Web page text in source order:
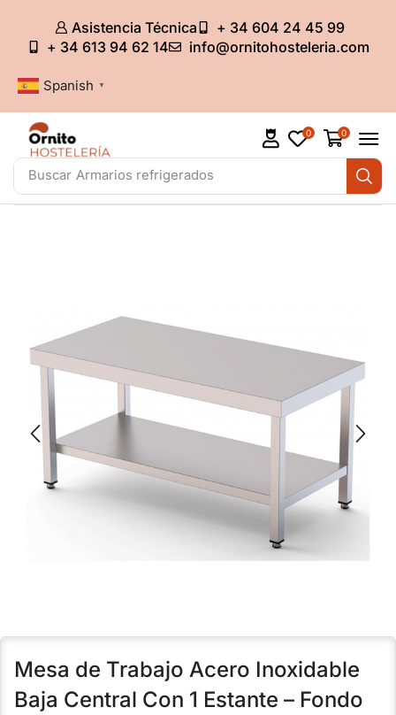
Asistencia Técnica
+ 34 604 24 45 99
+ 34 613 94 62 14
info@ornitohosteleria.com
Spanish ▼
Buscar Armarios refrigerados
0 0
Mesa de Trabajo Acero Inoxidable
Baja Central Con 1 Estante – Fondo